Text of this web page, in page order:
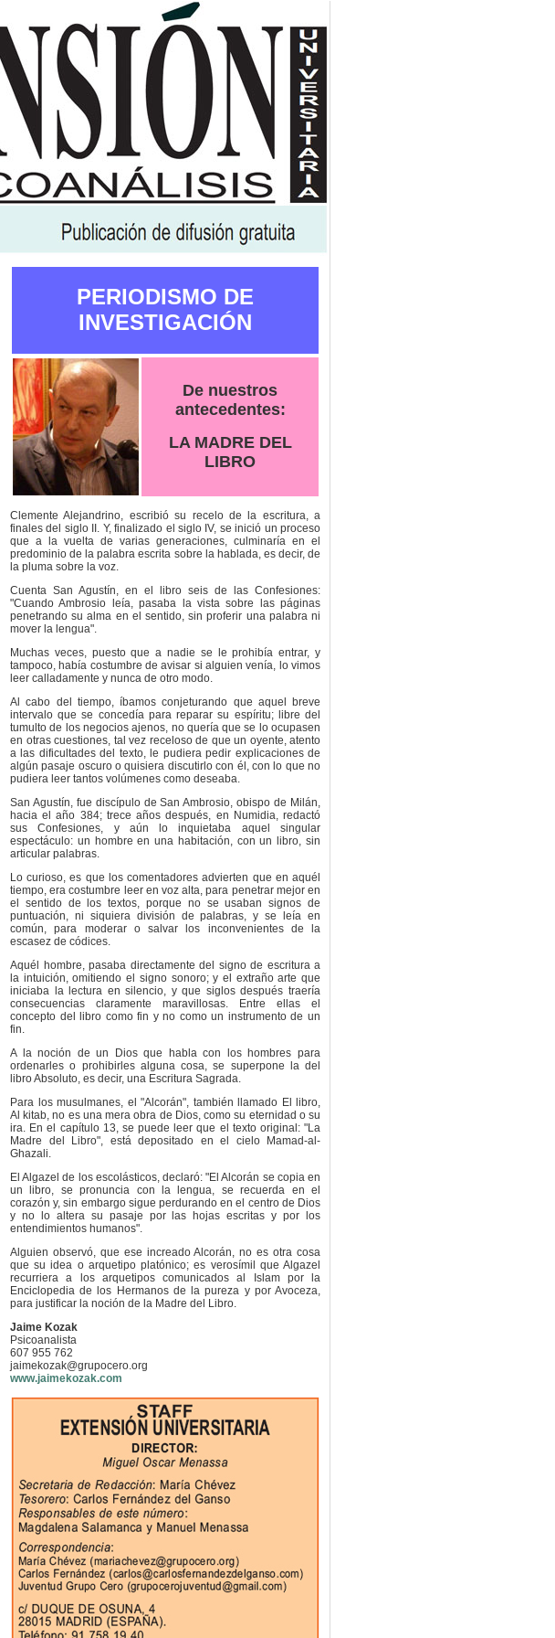
PERIODISMO DE
INVESTIGACIÓN
De nuestros
antecedentes:
LA MADRE DEL
LIBRO
Clemente Alejandrino, escribió su recelo de la escritura, a
finales del siglo II. Y, finalizado el siglo IV, se inició un proceso
que a la vuelta de varias generaciones, culminaría en el
predominio de la palabra escrita sobre la hablada, es decir, de
la pluma sobre la voz.
Cuenta San Agustín, en el libro seis de las Confesiones:
"Cuando Ambrosio leía, pasaba la vista sobre las páginas
penetrando su alma en el sentido, sin proferir una palabra ni
mover la lengua".
Muchas veces, puesto que a nadie se le prohibía entrar, y
tampoco, había costumbre de avisar si alguien venía, lo vimos
leer calladamente y nunca de otro modo.
Al cabo del tiempo, íbamos conjeturando que aquel breve
intervalo que se concedía para reparar su espíritu; libre del
tumulto de los negocios ajenos, no quería que se lo ocupasen
en otras cuestiones, tal vez receloso de que un oyente, atento
a las dificultades del texto, le pudiera pedir explicaciones de
algún pasaje oscuro o quisiera discutirlo con él, con lo que no
pudiera leer tantos volúmenes como deseaba.
San Agustín, fue discípulo de San Ambrosio, obispo de Milán,
hacia el año 384; trece años después, en Numidia, redactó
sus Confesiones, y aún lo inquietaba aquel singular
espectáculo: un hombre en una habitación, con un libro, sin
articular palabras.
Lo curioso, es que los comentadores advierten que en aquél
tiempo, era costumbre leer en voz alta, para penetrar mejor en
el sentido de los textos, porque no se usaban signos de
puntuación, ni siquiera división de palabras, y se leía en
común, para moderar o salvar los inconvenientes de la
escasez de códices.
Aquél hombre, pasaba directamente del signo de escritura a
la intuición, omitiendo el signo sonoro; y el extraño arte que
iniciaba la lectura en silencio, y que siglos después traería
consecuencias claramente maravillosas. Entre ellas el
concepto del libro como fin y no como un instrumento de un
fin.
A la noción de un Dios que habla con los hombres para
ordenarles o prohibirles alguna cosa, se superpone la del
libro Absoluto, es decir, una Escritura Sagrada.
Para los musulmanes, el "Alcorán", también llamado El libro,
Al kitab, no es una mera obra de Dios, como su eternidad o su
ira. En el capítulo 13, se puede leer que el texto original: "La
Madre del Libro", está depositado en el cielo Mamad-al-
Ghazali.
El Algazel de los escolásticos, declaró: "El Alcorán se copia en
un libro, se pronuncia con la lengua, se recuerda en el
corazón y, sin embargo sigue perdurando en el centro de Dios
y no lo altera su pasaje por las hojas escritas y por los
entendimientos humanos".
Alguien observó, que ese increado Alcorán, no es otra cosa
que su idea o arquetipo platónico; es verosímil que Algazel
recurriera a los arquetipos comunicados al Islam por la
Enciclopedia de los Hermanos de la pureza y por Avoceza,
para justificar la noción de la Madre del Libro.
Jaime Kozak
Psicoanalista
607 955 762
jaimekozak@grupocero.org
www.jaimekozak.com